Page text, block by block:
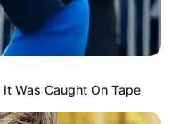
Was Caught On Tape